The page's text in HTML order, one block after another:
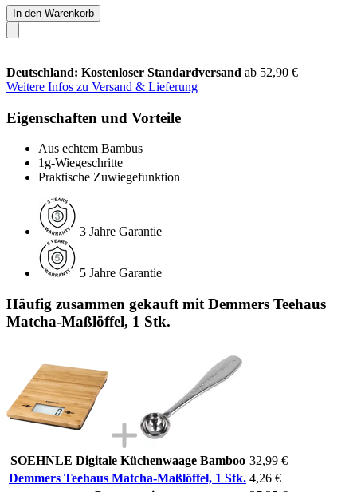
In den Warenkorb
Deutschland: Kostenloser Standardversand ab 52,90 €
Weitere Infos zu Versand & Lieferung
Eigenschaften und Vorteile
Aus echtem Bambus
1g-Wiegeschritte
Praktische Zuwiegefunktion
3 Jahre Garantie
5 Jahre Garantie
Häufig zusammen gekauft mit Demmers Teehaus
Matcha-Maßlöffel, 1 Stk.
SOEHNLE Digitale Küchenwaage Bamboo 32,99 €
Demmers Teehaus Matcha-Maßlöffel, 1 Stk. 4,26 €